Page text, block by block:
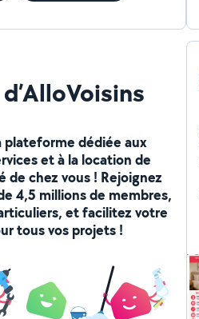
plateforme dédiée aux
et à la location de
de chez vous ! Rejoignez
4,5 millions de membres,
et facilitez votre
tous vos projets !